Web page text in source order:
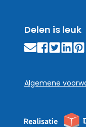
Delen is leuk
Algemene